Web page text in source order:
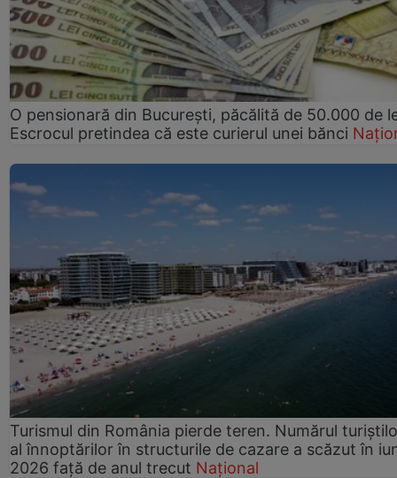
O pensionară din București, păcălită de 50.000 de
Escrocul pretindea că este curierul unei bănci
Turismul din România pierde teren. Numărul
al înnoptărilor în structurile de cazare a scăzut în
2026 față de anul trecut Național